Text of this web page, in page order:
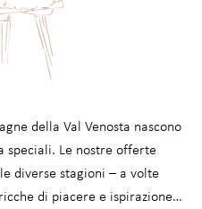
della Val Venosta nascono
Le nostre offerte
diverse stagioni – a volte
di piacere e ispirazione.